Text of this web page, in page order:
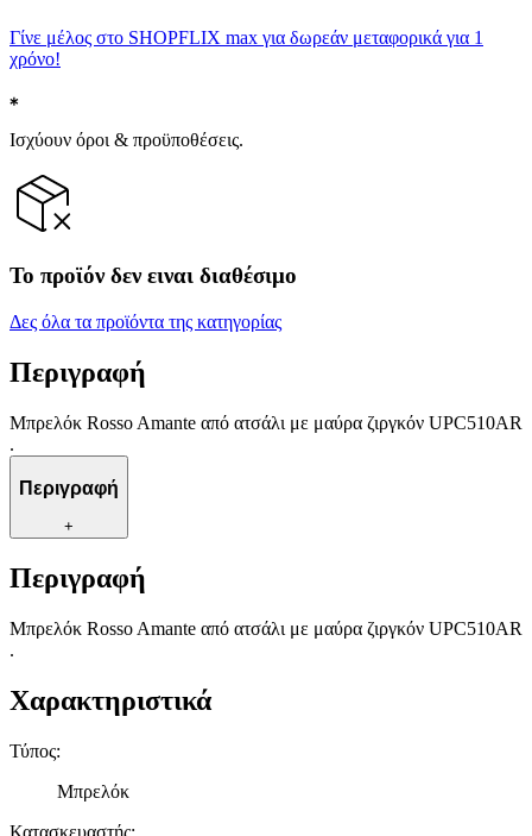
Γίνε μέλος στο SHOPFLIX max για δωρεάν μεταφορικά για 1
χρόνο!
Ισχύουν όροι & προϋποθέσεις.
Το προϊόν δεν ειναι διαθέσιμο
Δες όλα τα προϊόντα της κατηγορίας
Περιγραφή
Μπρελόκ Rosso Amante από ατσάλι με μαύρα ζιργκόν UPC510AR
.
Περιγραφή
+
Περιγραφή
Μπρελόκ Rosso Amante από ατσάλι με μαύρα ζιργκόν UPC510AR
.
Χαρακτηριστικά
Τύπος:
Μπρελόκ
Κατασκευαστής: